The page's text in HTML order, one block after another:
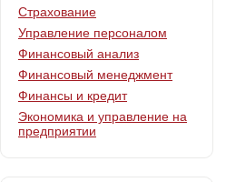
Страхование
Управление персоналом
Финансовый анализ
Финансовый менеджмент
Финансы и кредит
Экономика и управление на
предприятии